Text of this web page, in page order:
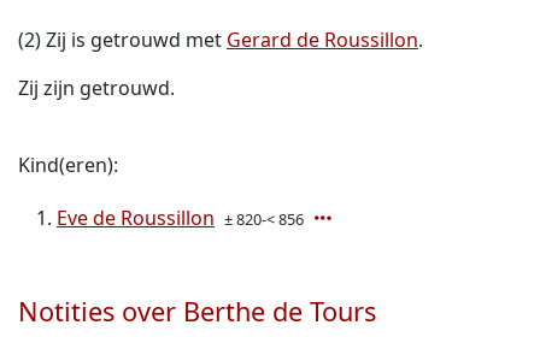
(2) Zij is getrouwd met Gerard de Roussillon.
Zij zijn getrouwd.
Kind(eren):
Eve de Roussillon ± 820-< 856
Notities over Berthe de Tours